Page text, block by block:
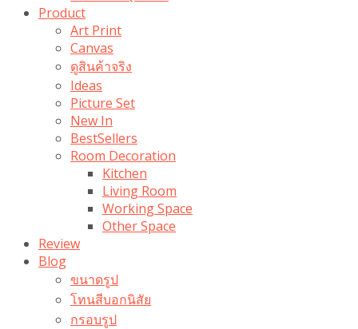
Product
Art Print
Canvas
ดูสินค้าจริง
Ideas
Picture Set
New In
BestSellers
Room Decoration
Kitchen
Living Room
Working Space
Other Space
Review
Blog
ขนาดรูป
โทนสีบอกนิสัย
กรอบรูป